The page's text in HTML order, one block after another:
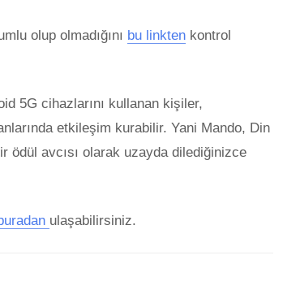
olup olmadığını bu linkten kontrol
5G cihazlarını kullanan kişiler,
etkileşim kurabilir. Yani Mando, Din
ödül avcısı olarak uzayda dilediğinizce
ulaşabilirsiniz.